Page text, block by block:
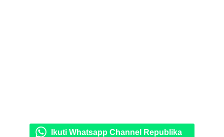
Ikuti Whatsapp Channel Republika